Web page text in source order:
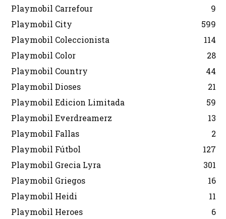
Playmobil Carrefour
9
Playmobil City
599
Playmobil Coleccionista
114
Playmobil Color
28
Playmobil Country
44
Playmobil Dioses
21
Playmobil Edicion Limitada
59
Playmobil Everdreamerz
13
Playmobil Fallas
2
Playmobil Fútbol
127
Playmobil Grecia Lyra
301
Playmobil Griegos
16
Playmobil Heidi
11
Playmobil Heroes
6